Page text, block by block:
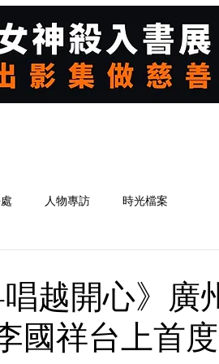
人物專訪 時光檔案
越開心》廣
國祥台上首